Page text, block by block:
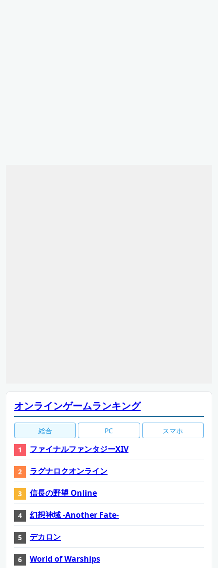
オンラインゲームランキング
総合 PC スマホ
ファイナルファンタジーXIV
ラグナロクオンライン
信長の野望 Online
幻想神域 -Another Fate-
デカロン
World of Warships